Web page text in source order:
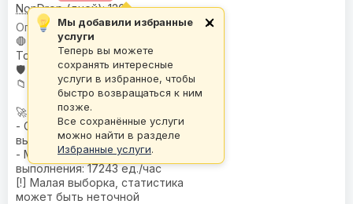
NonDrop (дней):120
🌍География: Микс
🛑
Условия или ограничения
Только для открытых каналов
🛡️
NonDrop (дней): 120
📁
: A-BASE
🚀 Скорость:
- Средняя скорость
выполнения: 15770 ед./час
- Медианная скорость
выполнения: 17243 ед./час
[!] Малая выборка, статистика
может быть неточной
Мы добавили избранные
услуги
Теперь вы можете
сохранять интересные
услуги в избранное, чтобы
быстро возвращаться к ним
позже.
Все сохранённые услуги
можно найти в разделе
Избранные услуги.
×